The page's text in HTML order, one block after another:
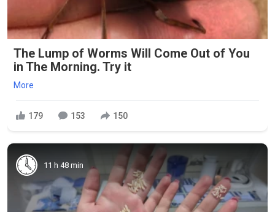
The Lump of Worms Will Come Out of You
in The Morning. Try it
More
179 153 150
11 h 48 min